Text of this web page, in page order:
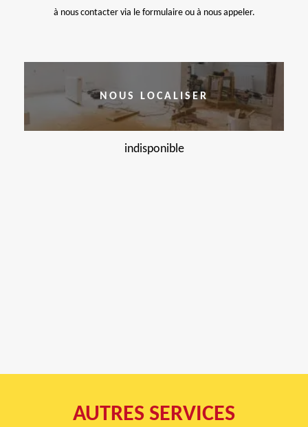
à nous contacter via le formulaire ou à nous appeler.
NOUS LOCALISER
indisponible
AUTRES SERVICES